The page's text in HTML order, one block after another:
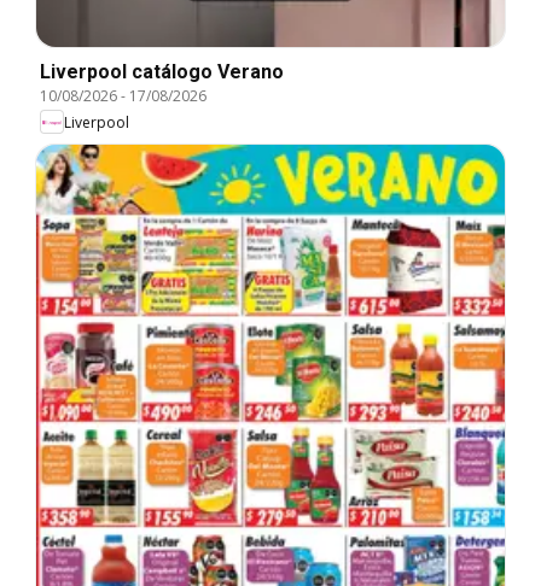
Liverpool catálogo Verano
10/08/2026- 17/08/2026
Liverpool